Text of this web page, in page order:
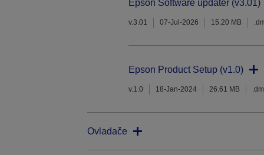
Epson Software updater (v3.01)
v.3.01 07-Jul-2026 15.20 MB
Epson Product Setup (v1.0)
v.1.0 18-Jan-2024 26.61 MB
Ovladače